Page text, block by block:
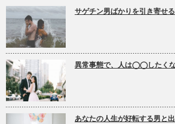
サゲチン男ばかりを引き寄せ
異常事態で、人は◯◯したく
あなたの人生が好転する男と